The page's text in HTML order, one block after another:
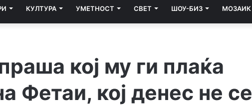
КУЛТУРА УМЕТНОСТ СВЕТ ШОУ-БИЗ МОЗАИК
кој му ги плаќа
Фетаи, кој денес не се